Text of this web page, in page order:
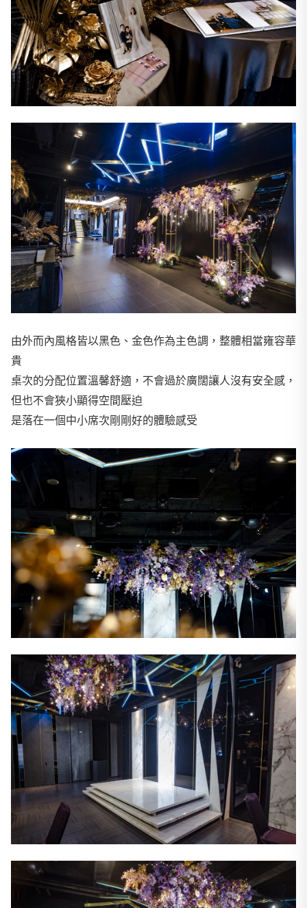
由外而內風格皆以黑色、金色作為主色調，整體相當雍容華
貴
桌次的分配位置溫馨舒適，不會過於廣闊讓人沒有安全感，
但也不會狹小顯得空間壓迫
是落在一個中小席次剛剛好的體驗感受